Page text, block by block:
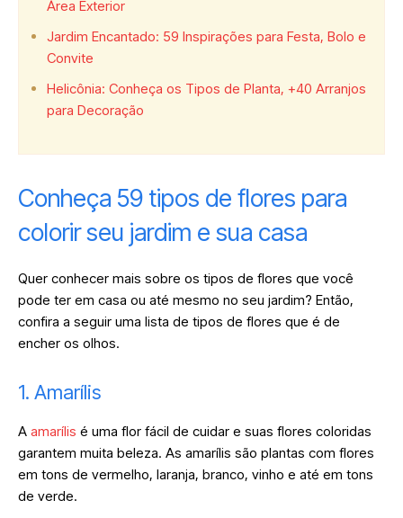
Área Exterior
Jardim Encantado: 59 Inspirações para Festa, Bolo e
Convite
Helicônia: Conheça os Tipos de Planta, +40 Arranjos
para Decoração
Conheça 59 tipos de flores para
colorir seu jardim e sua casa
Quer conhecer mais sobre os tipos de flores que você
pode ter em casa ou até mesmo no seu jardim? Então,
confira a seguir uma lista de tipos de flores que é de
encher os olhos.
1. Amarílis
A amarílis é uma flor fácil de cuidar e suas flores coloridas
garantem muita beleza. As amarílis são plantas com flores
em tons de vermelho, laranja, branco, vinho e até em tons
de verde.